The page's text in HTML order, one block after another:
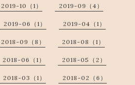
2019-10（1） 2019-09（4）
2019-06（1） 2019-04（1）
2018-09（8） 2018-08（1）
2018-06（1） 2018-05（2）
2018-03（1） 2018-02（6）